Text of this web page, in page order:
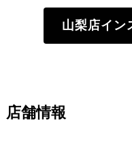
山梨店イン
店舗情報